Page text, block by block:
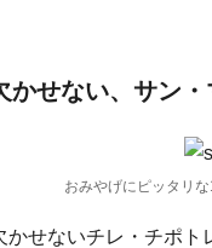
かせない、サン
おみやげにピッタリ
かせないチレ・チポト